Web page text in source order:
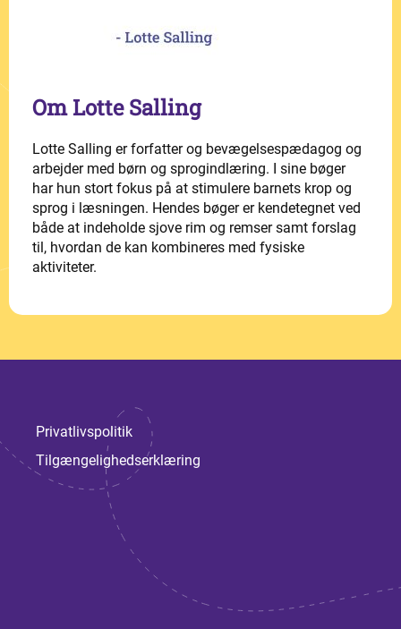
Om Lotte Salling
Lotte Salling er forfatter og bevægelsespædagog og
arbejder med børn og sprogindlæring. I sine bøger
har hun stort fokus på at stimulere barnets krop og
sprog i læsningen. Hendes bøger er kendetegnet ved
både at indeholde sjove rim og remser samt forslag
til, hvordan de kan kombineres med fysiske
aktiviteter.
Privatlivspolitik
Tilgængelighedserklæring